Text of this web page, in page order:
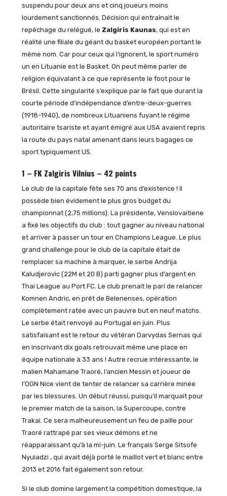
suspendu pour deux ans et cinq joueurs moins
lourdement sanctionnés. Décision qui entraînait le
repêchage du relégué, le Zalgiris Kaunas, qui est en
réalité une filiale du géant du basket européen portant le
même nom. Car pour ceux qui l’ignorent, le sport numéro
un en Lituanie est le Basket. On peut même parler de
religion équivalant à ce que représente le foot pour le
Brésil. Cette singularité s’explique par le fait que durant la
courte période d’indépendance d’entre-deux-guerres
(1918-1940), de nombreux Lituaniens fuyant le régime
autoritaire tsariste et ayant émigré aux USA avaient repris
la route du pays natal amenant dans leurs bagages ce
sport typiquement US.
1 – FK Zalgiris Vilnius – 42 points
Le club de la capitale fête ses 70 ans d’existence ! Il
possède bien évidement le plus gros budget du
championnat (2,75 millions). La présidente, Venslovaitiene
a fixé les objectifs du club : tout gagner au niveau national
et arriver à passer un tour en Champions League. Le plus
grand challenge pour le club de la capitale était de
remplacer sa machine à marquer, le serbe Andrija
Kaludjerovic (22M et 20 B) parti gagner plus d’argent en
Thai League au Port FC. Le club prenait le pari de relancer
Komnen Andric, en prêt de Belenenses, opération
complètement ratée avec un pauvre but en neuf matchs.
Le serbe était renvoyé au Portugal en juin. Plus
satisfaisant est le retour du vétéran Darvydas Sernas qui
en inscrivant dix goals retrouvait même une place en
équipe nationale à 33 ans ! Autre recrue intéressante, le
malien Mahamane Traoré, l’ancien Messin et joueur de
l’OGN Nice vient de tenter de relancer sa carrière minée
par les blessures. Un début réussi, puisqu’il marquait pour
le premier match de la saison, la Supercoupe, contre
Trakai. Ce sera malheureusement un feu de paille pour
Traoré rattrapé par ses vieux démons et ne
réapparaissant qu’à la mi-juin. Le français Serge Sitsofe
Nyuiadzi , qui avait déjà porté le maillot vert et blanc entre
2013 et 2016 fait également son retour.
Si le club domine largement la compétition domestique, la